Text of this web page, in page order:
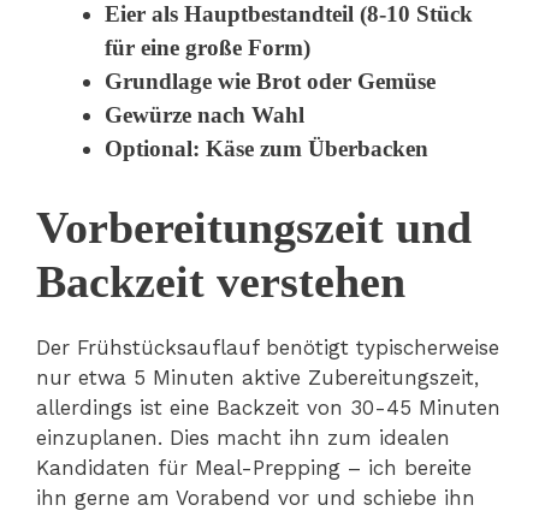
Eier als Hauptbestandteil (8-10 Stück
für eine große Form)
Grundlage wie Brot oder Gemüse
Gewürze nach Wahl
Optional: Käse zum Überbacken
Vorbereitungszeit und
Backzeit verstehen
Der Frühstücksauflauf benötigt typischerweise
nur etwa 5 Minuten aktive Zubereitungszeit,
allerdings ist eine Backzeit von 30-45 Minuten
einzuplanen. Dies macht ihn zum idealen
Kandidaten für Meal-Prepping – ich bereite
ihn gerne am Vorabend vor und schiebe ihn